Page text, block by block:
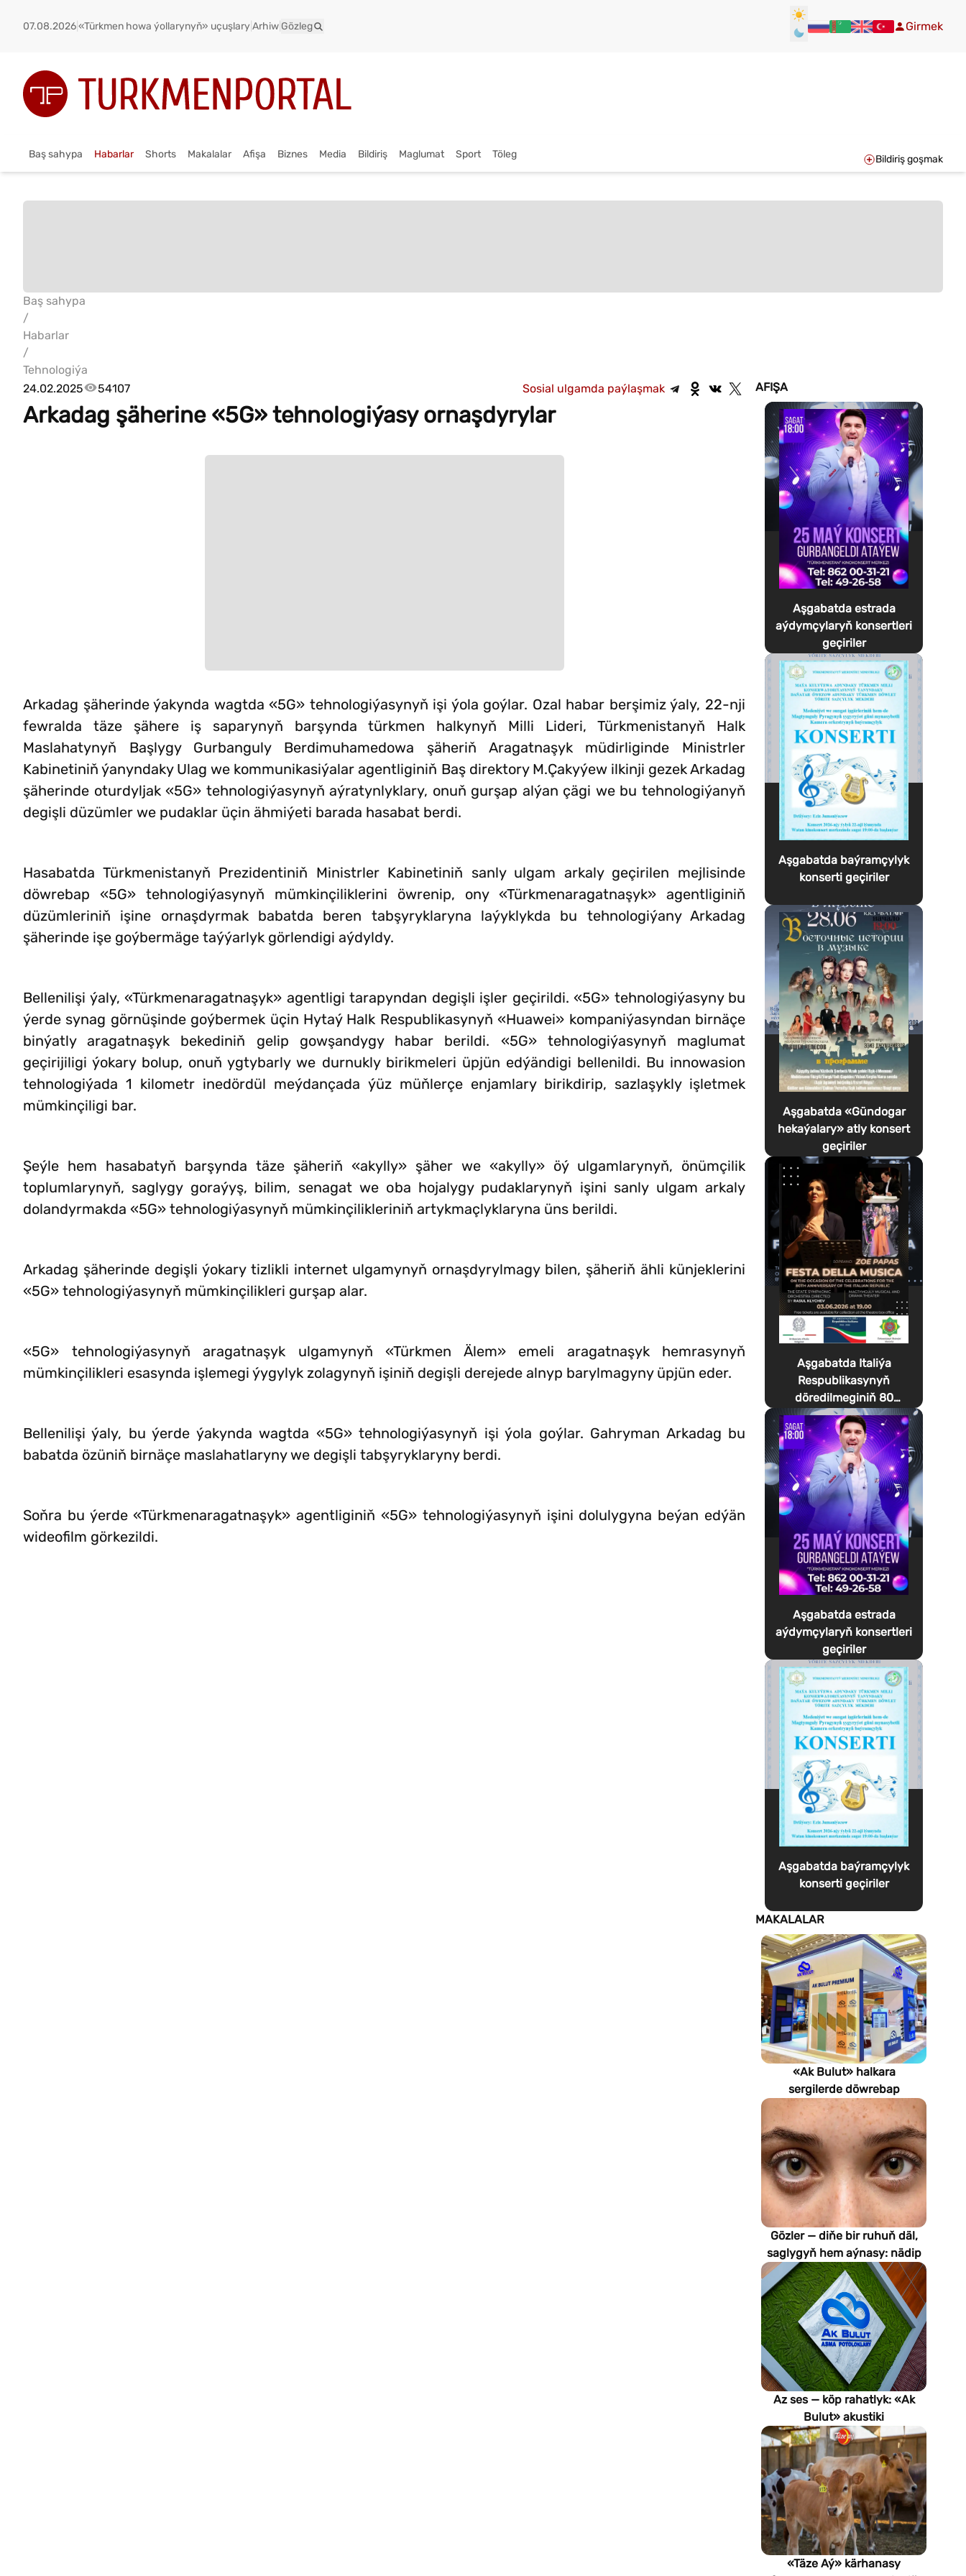
07.08.2026«Türkmen howa ýollarynyň» uçuşlaryArhiw Gözleg Girmek
Baş sahypa Habarlar Shorts Makalalar Afişa Biznes Media Bildiriş Maglumat Sport Töleg Bildiriş goşmak
Baş sahypa
/
Habarlar
/
Tehnologiýa
24.02.2025
54107 Sosial ulgamda paýlaşmak
Arkadag şäherine «5G» tehnologiýasy ornaşdyrylar
Arkadag şäherinde ýakynda wagtda «5G» tehnologiýasynyň işi ýola goýlar. Ozal habar berşimiz ýaly, 22-nji
fewralda täze şähere iş saparynyň barşynda türkmen halkynyň Milli Lideri, Türkmenistanyň Halk
Maslahatynyň Başlygy Gurbanguly Berdimuhamedowa şäheriň Aragatnaşyk müdirliginde Ministrler
Kabinetiniň ýanyndaky Ulag we kommunikasiýalar agentliginiň Baş direktory M.Çakyýew ilkinji gezek Arkadag
şäherinde oturdyljak «5G» tehnologiýasynyň aýratynlyklary, onuň gurşap alýan çägi we bu tehnologiýanyň
degişli düzümler we pudaklar üçin ähmiýeti barada hasabat berdi.
Hasabatda Türkmenistanyň Prezidentiniň Ministrler Kabinetiniň sanly ulgam arkaly geçirilen mejlisinde
döwrebap «5G» tehnologiýasynyň mümkinçiliklerini öwrenip, ony «Türkmenaragatnaşyk» agentliginiň
düzümleriniň işine ornaşdyrmak babatda beren tabşyryklaryna laýyklykda bu tehnologiýany Arkadag
şäherinde işe goýbermäge taýýarlyk görlendigi aýdyldy.
Bellenilişi ýaly, «Türkmenaragatnaşyk» agentligi tarapyndan degişli işler geçirildi. «5G» tehnologiýasyny bu
ýerde synag görnüşinde goýbermek üçin Hytaý Halk Respublikasynyň «Huawei» kompaniýasyndan birnäçe
binýatly aragatnaşyk bekediniň gelip gowşandygy habar berildi. «5G» tehnologiýasynyň maglumat
geçirijiligi ýokary bolup, onuň ygtybarly we durnukly birikmeleri üpjün edýändigi bellenildi. Bu innowasion
tehnologiýada 1 kilometr inedördül meýdançada ýüz müňlerçe enjamlary birikdirip, sazlaşykly işletmek
mümkinçiligi bar.
Şeýle hem hasabatyň barşynda täze şäheriň «akylly» şäher we «akylly» öý ulgamlarynyň, önümçilik
toplumlarynyň, saglygy goraýyş, bilim, senagat we oba hojalygy pudaklarynyň işini sanly ulgam arkaly
dolandyrmakda «5G» tehnologiýasynyň mümkinçilikleriniň artykmaçlyklaryna üns berildi.
Arkadag şäherinde degişli ýokary tizlikli internet ulgamynyň ornaşdyrylmagy bilen, şäheriň ähli künjeklerini
«5G» tehnologiýasynyň mümkinçilikleri gurşap alar.
«5G» tehnologiýasynyň aragatnaşyk ulgamynyň «Türkmen Älem» emeli aragatnaşyk hemrasynyň
mümkinçilikleri esasynda işlemegi ýygylyk zolagynyň işiniň degişli derejede alnyp barylmagyny üpjün eder.
Bellenilişi ýaly, bu ýerde ýakynda wagtda «5G» tehnologiýasynyň işi ýola goýlar. Gahryman Arkadag bu
babatda özüniň birnäçe maslahatlaryny we degişli tabşyryklaryny berdi.
Soňra bu ýerde «Türkmenaragatnaşyk» agentliginiň «5G» tehnologiýasynyň işini dolulygyna beýan edýän
wideofilm görkezildi.
AFIŞA
Aşgabatda estrada
aýdymçylaryň konsertleri
geçiriler
Aşgabatda baýramçylyk
konserti geçiriler
Aşgabatda «Gündogar
hekaýalary» atly konsert
geçiriler
Aşgabatda Italiýa
Respublikasynyň
döredilmeginiň 80
ýyllygyna bagyşlanan
Festa della Musica
geçirilýär
Aşgabatda estrada
aýdymçylaryň konsertleri
geçiriler
Aşgabatda baýramçylyk
konserti geçiriler
MAKALALAR
«Ak Bulut» halkara
sergilerde döwrebap
gurluşyk çözgütlerini
görkezýär
Gözler — diňe bir ruhuň däl,
saglygyň hem aýnasy: nädip
emeli aň keselleri suratlar
arkaly anyklaýar?
Az ses — köp rahatlyk: «Ak
Bulut» akustiki
potoloklarynyň
artykmaçlyklary
«Täze Aý» kärhanasy